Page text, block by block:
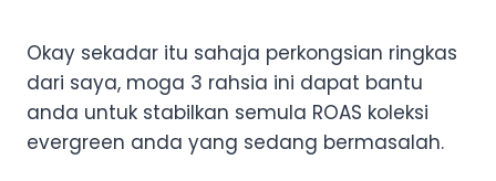
Okay sekadar itu sahaja perkongsian ringkas
dari saya, moga 3 rahsia ini dapat bantu
anda untuk stabilkan semula ROAS koleksi
evergreen anda yang sedang bermasalah.